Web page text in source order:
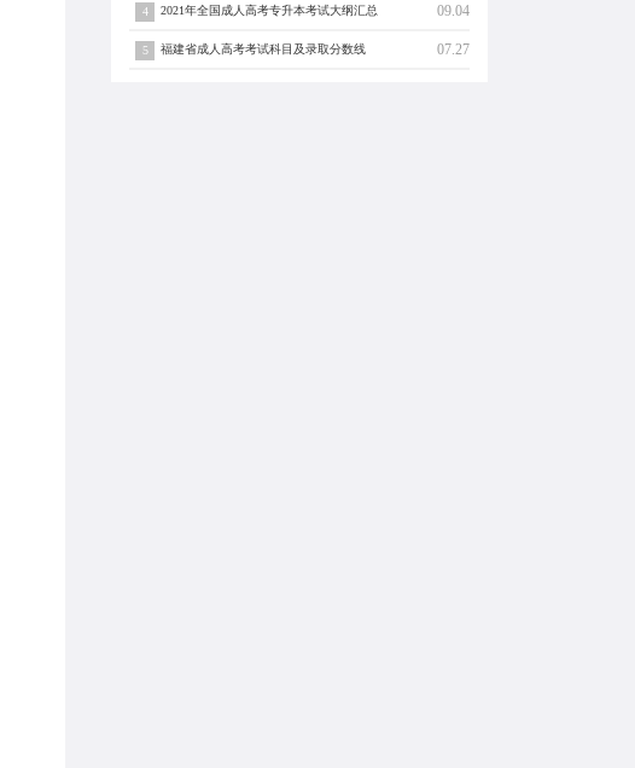
4 2021年全国成人高考专升本考试大纲汇总 09.04
5 福建省成人高考考试科目及录取分数线 07.27